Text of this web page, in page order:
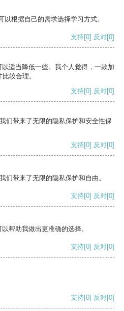
根据自己的需求选择学习方式。
支持[0] 反对[0]
适当降低一些。我个人觉得，一款加
较合理。
支持[0] 反对[0]
们带来了无限的隐私保护和安全性保
支持[0] 反对[0]
们带来了无限的隐私保护和自由。
支持[0] 反对[0]
帮助我做出更准确的选择。
支持[0] 反对[0]
支持[0] 反对[0]